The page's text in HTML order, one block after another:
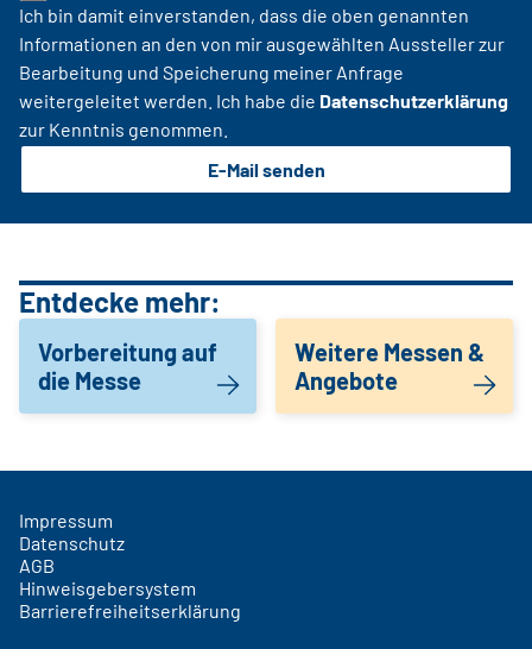
Ich bin damit einverstanden, dass die oben genannten
Informationen an den von mir ausgewählten Aussteller zur
Bearbeitung und Speicherung meiner Anfrage
weitergeleitet werden. Ich habe die Datenschutzerklärung
zur Kenntnis genommen.
E-Mail senden
Entdecke mehr:
Vorbereitung auf
die Messe
Weitere Messen &
Angebote
Impressum
Datenschutz
AGB
Hinweisgebersystem
Barrierefreiheitserklärung